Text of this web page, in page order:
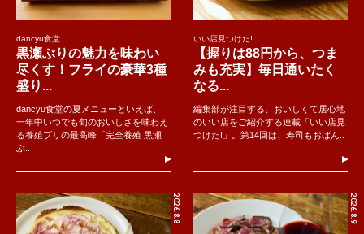
dancyu食堂
黒瀬ぶりの魅力を味わい
尽くす！フライの豪華3種
盛り...
dancyu食堂の夏メニューといえば、
一年中いつでも旬のおいしさを味わえ
る養殖ブリの最高峰「完全養殖 黒瀬
ぶ..
いい店見つけた!
【握りは88円から、つま
みも充実】毎日通いたく
なる...
編集部が注目する、おいしくて居心地
のいい店をご紹介する連載「いい店見
つけた!」。第14回は、寿司もおばん..
2026.8.8 2026.8.9